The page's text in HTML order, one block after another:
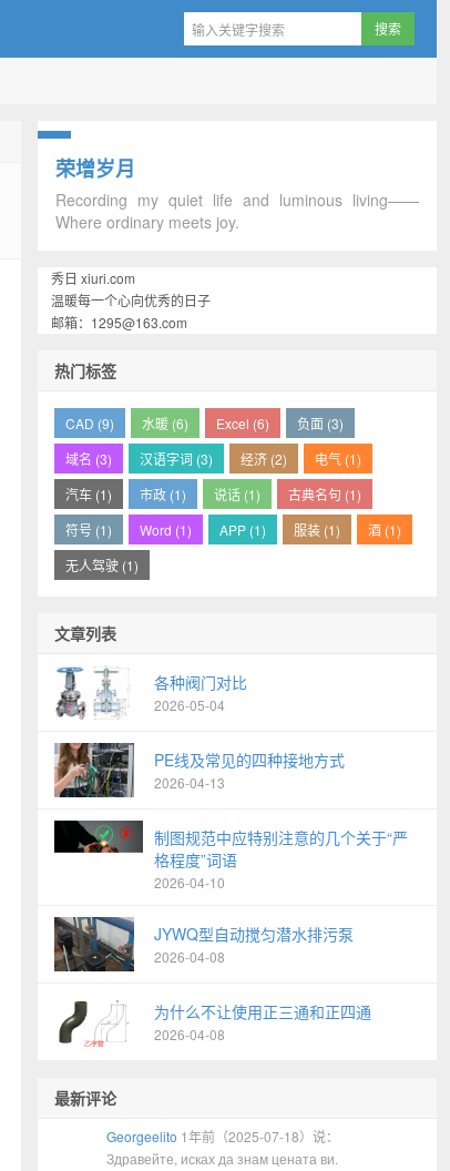
荣增岁月
Recording my quiet life and luminous living——
Where ordinary meets joy.
秀日 xiuri.com
温暖每一个心向优秀的日子
邮箱：1295@163.com
热门标签
CAD (9) 水暖 (6) Excel (6)
负面 (3)
域名 (3)
汉语字词 (3) 经济 (2)
电气 (1)
汽车 (1)
市政 (1) 说话 (1)
古典名句 (1)
符号 (1)
Word (1) APP (1) 服装 (1)
酒 (1)
无人驾驶 (1)
文章列表
各种阀门对比
2026-05-04
PE线及常见的四种接地方式
2026-04-13
制图规范中应特别注意的几个关于“严
格程度”词语
2026-04-10
JYWQ型自动搅匀潜水排污泵
2026-04-08
为什么不让使用正三通和正四通
2026-04-08
最新评论
Georgeelito 1年前（2025-07-18）说：
Здравейте, исках да знам цената ви.